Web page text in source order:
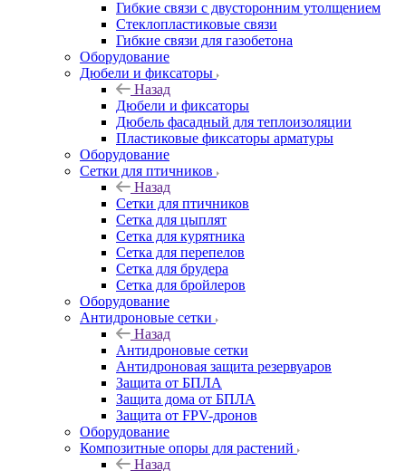
Гибкие связи с двусторонним утолщением
Стеклопластиковые связи
Гибкие связи для газобетона
Оборудование
Дюбели и фиксаторы
Назад
Дюбели и фиксаторы
Дюбель фасадный для теплоизоляции
Пластиковые фиксаторы арматуры
Оборудование
Сетки для птичников
Назад
Сетки для птичников
Сетка для цыплят
Сетка для курятника
Сетка для перепелов
Сетка для брудера
Сетка для бройлеров
Оборудование
Антидроновые сетки
Назад
Антидроновые сетки
Антидроновая защита резервуаров
Защита от БПЛА
Защита дома от БПЛА
Защита от FPV-дронов
Оборудование
Композитные опоры для растений
Назад